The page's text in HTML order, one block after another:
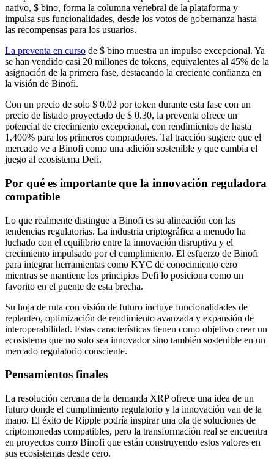
nativo, $ bino, forma la columna vertebral de la plataforma y
impulsa sus funcionalidades, desde los votos de gobernanza hasta
las recompensas para los usuarios.
La preventa en curso de $ bino muestra un impulso excepcional. Ya
se han vendido casi 20 millones de tokens, equivalentes al 45% de la
asignación de la primera fase, destacando la creciente confianza en
la visión de Binofi.
Con un precio de solo $ 0.02 por token durante esta fase con un
precio de listado proyectado de $ 0.30, la preventa ofrece un
potencial de crecimiento excepcional, con rendimientos de hasta
1,400% para los primeros compradores. Tal tracción sugiere que el
mercado ve a Binofi como una adición sostenible y que cambia el
juego al ecosistema Defi.
Por qué es importante que la innovación reguladora
compatible
Lo que realmente distingue a Binofi es su alineación con las
tendencias regulatorias. La industria criptográfica a menudo ha
luchado con el equilibrio entre la innovación disruptiva y el
crecimiento impulsado por el cumplimiento. El esfuerzo de Binofi
para integrar herramientas como KYC de conocimiento cero
mientras se mantiene los principios Defi lo posiciona como un
favorito en el puente de esta brecha.
Su hoja de ruta con visión de futuro incluye funcionalidades de
replanteo, optimización de rendimiento avanzada y expansión de
interoperabilidad. Estas características tienen como objetivo crear un
ecosistema que no solo sea innovador sino también sostenible en un
mercado regulatorio consciente.
Pensamientos finales
La resolución cercana de la demanda XRP ofrece una idea de un
futuro donde el cumplimiento regulatorio y la innovación van de la
mano. El éxito de Ripple podría inspirar una ola de soluciones de
criptomonedas compatibles, pero la transformación real se encuentra
en proyectos como Binofi que están construyendo estos valores en
sus ecosistemas desde cero.